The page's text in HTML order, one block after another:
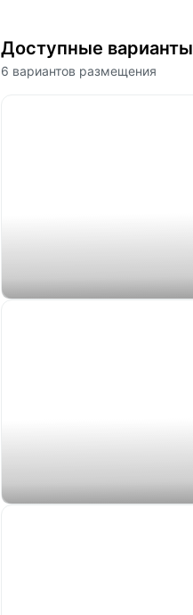
Доступные варианты
6 вариантов размещения